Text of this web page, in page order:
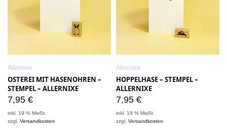
Allernixe
OSTEREI MIT HASENOHREN –
STEMPEL – ALLERNIXE
7,95 €
inkl. 19 % MwSt.
zzgl.Versandkosten
Allernixe
HOPPELHASE – STEMPEL –
ALLERNIXE
7,95 €
inkl. 19 % MwSt.
zzgl.Versandkosten